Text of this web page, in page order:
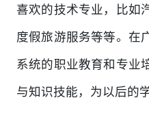
喜欢的技术专业，比如
度假旅游服务等等。在
系统的职业教育和专业
与知识技能，为以后的